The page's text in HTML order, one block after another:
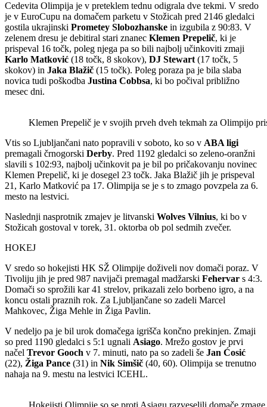
Cedevita Olimpija je v preteklem tednu odigrala dve tekmi. V sredo
je v EuroCupu na domačem parketu v Stožicah pred 2146 gledalci
gostila ukrajinski Prometey Slobozhanske in izgubila z 90:83. V
zelenem dresu je debitiral stari znanec Klemen Prepelič, ki je
prispeval 16 točk, poleg njega pa so bili najbolj učinkoviti zmaji
Karlo Matković (18 točk, 8 skokov), DJ Stewart(17 točk, 5
skokov) in Jaka Blažič (15 točk). Poleg poraza pa je bila slaba
novica tudi poškodba Justina Cobbsa, ki bo počival približno
mesec dni.
Klemen Prepelič je v svojih prveh dveh tekmah za Olimpijo
Vtis so Ljubljančani nato popravili v soboto, ko so v ABA ligi
premagali črnogorski Derby. Pred 1192 gledalci so zeleno-oranžni
slavili s 102:93, najbolj učinkovit pa je bil po pričakovanju novinec
Klemen Prepelič, ki je dosegel 23 točk. Jaka Blažič jih je prispeval
21, Karlo Matković pa 17. Olimpija se je s to zmago povzpela za 6.
mesto na lestvici.
Naslednji nasprotnik zmajev je litvanski Wolves Vilnius, ki bo v
Stožicah gostoval v torek, 31. oktorba ob pol sedmih zvečer.
HOKEJ
V sredo so hokejisti HK SŽ Olimpije doživeli nov domači poraz. V
Tivoliju jih je pred 987 navijači premagal madžarski Fehervar s 4:3.
Domači so sprožili kar 41 strelov, prikazali zelo borbeno igro, a na
koncu ostali praznih rok. Za Ljubljančane so zadeli Marcel
Mahkovec, Žiga Mehle in Žiga Pavlin.
V nedeljo pa je bil urok domačega igrišča končno prekinjen. Zmaji
so pred 1190 gledalci s 5:1 ugnali Asiago. Mrežo gostov je prvi
načel Trevor Gooch v 7. minuti, nato pa so zadeli še Jan Ćosić
(22), Žiga Pance (31) in Nik Simšič (40, 60). Olimpija se trenutno
nahaja na 9. mestu na lestvici ICEHL.